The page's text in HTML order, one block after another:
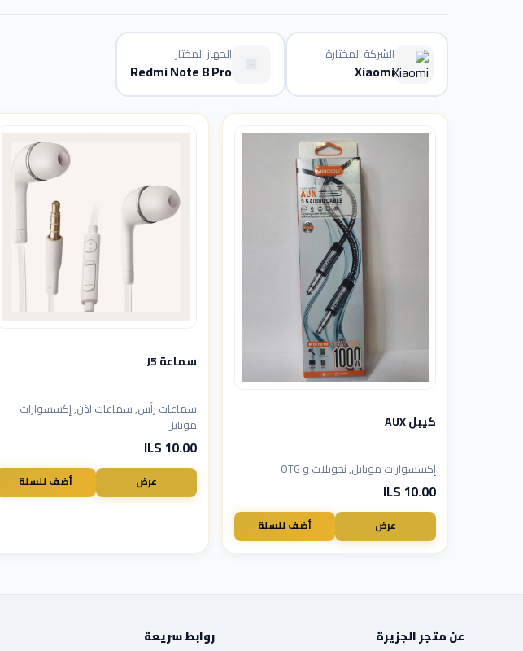
الشركة المختارة
Xiaomi
الجهاز المختار
Redmi Note 8 Pro
كيبل AUX
إكسسوارات موبايل, نحويلات و OTG
10.00 ILS
عرض أضف للسلة
سماعة J5
سماعات رأس, سماعات اذن, إكسسوارات
موبايل
10.00 ILS
عرض أضف للسلة
عن متجر الجزيرة روابط سريعة